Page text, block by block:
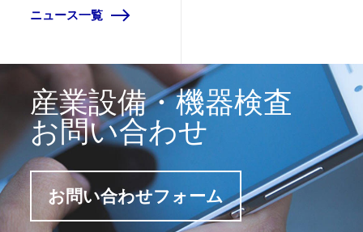
ニュース一覧
産業設備・機器検査
お問い合わせ
お問い合わせフォーム